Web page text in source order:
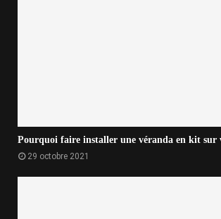
Pourquoi faire installer une véranda en kit sur
29 octobre 2021